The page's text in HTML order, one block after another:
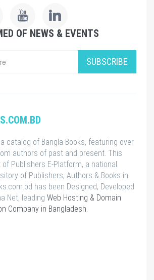
OF NEWS & EVENTS
SUBSCRIBE
catalog of Bangla Books, featuring over
authors of past and present. This
Publishers E-Platform, a national
of Publishers, Authors & Books in
has been Designed, Developed
Net, leading Web Hosting & Domain
Company in Bangladesh